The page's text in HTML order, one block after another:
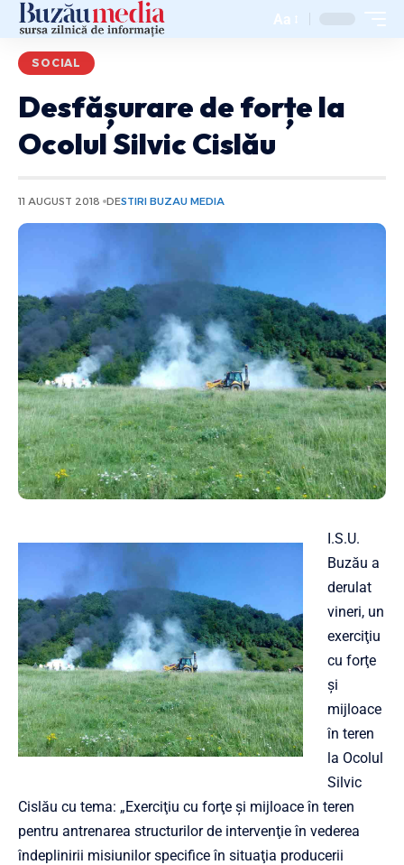
Aa
SOCIAL
Desfășurare de forțe la
Ocolul Silvic Cislău
11 AUGUST 2018 DESTIRI BUZAU MEDIA
I.S.U.
Buzău a
derulat
vineri, un
exerciţiu
cu forţe
şi
mijloace
în teren
la Ocolul
Silvic
Cislău cu tema: „Exerciţiu cu forţe şi mijloace în teren
pentru antrenarea structurilor de intervenţie în vederea
îndeplinirii misiunilor specifice în situaţia producerii